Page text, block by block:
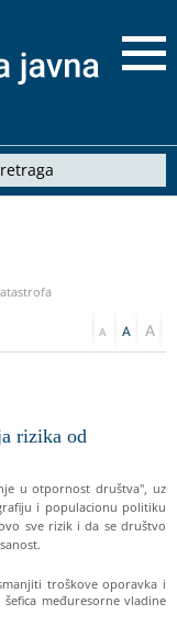
rizika od
u otpornost društva", uz
i populacionu politiku
sve rizik i da se društvo
troškove oporavka i
međuresorne vladine